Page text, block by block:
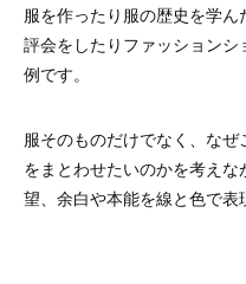
服を作ったり服の歴史を学
評会をしたりファッション
例です。
服そのものだけでなく、な
をまとわせたいのかを考え
望、余白や本能を線と色で表